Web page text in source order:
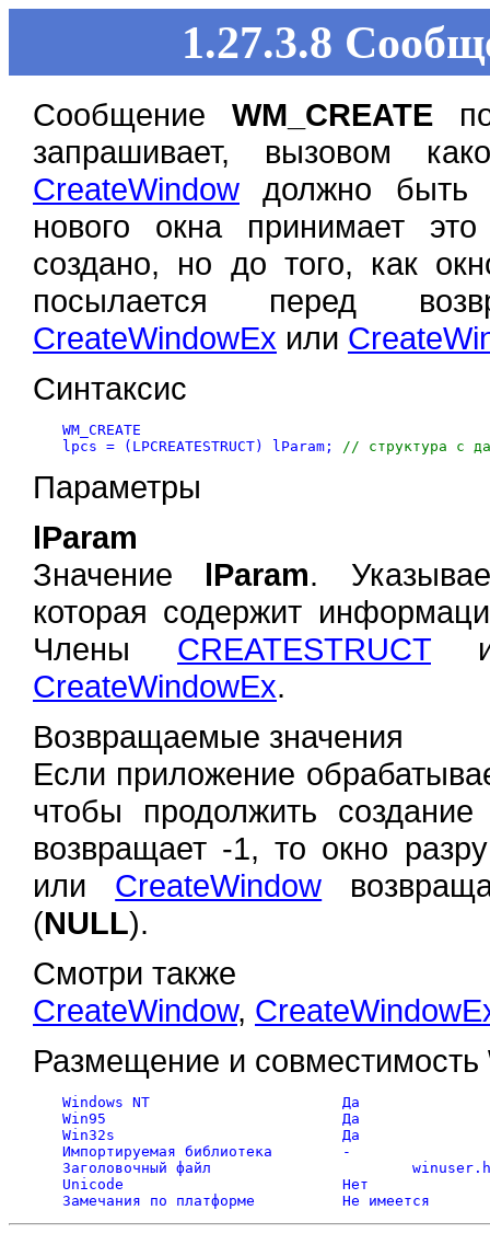
1.27.3.8
Сообщение WM_CREATE
запрашивает, вызовом
CreateWindow должно быть
нового окна принимает
создано, но до того, как
посылается перед
CreateWindowEx или
Синтаксис
WM_CREATE
lpcs = (LPCREATESTRUCT) lParam;
// структура с
Параметры
lParam
Значение lParam.
которая содержит
Члены CREATESTRUCT
CreateWindowEx.
Возвращаемые значения
Если приложение
чтобы продолжить
возвращает -1, то окно
или CreateWindow
(NULL).
Смотри также
CreateWindow,
Размещение и совместимость
Windows NT			Да
Win95				Да
Win32s				Да
Импортируемая библиотека	-
Заголовочный файл			winuser.h
Unicode				Нет